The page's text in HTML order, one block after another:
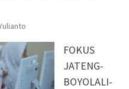
FOKUS
JATENG-
BOYOLALI-